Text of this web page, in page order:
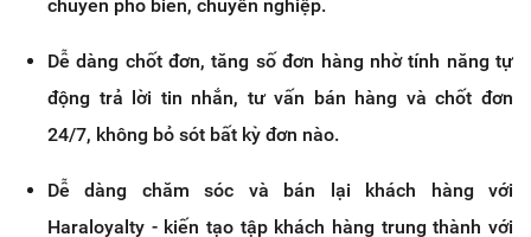
chuyển phổ biến, chuyên nghiệp.
Dễ dàng chốt đơn, tăng số đơn hàng nhờ tính năng tự
động trả lời tin nhắn, tư vấn bán hàng và chốt đơn
24/7, không bỏ sót bất kỳ đơn nào.
Dễ dàng chăm sóc và bán lại khách hàng với
Haraloyalty - kiến tạo tập khách hàng trung thành với